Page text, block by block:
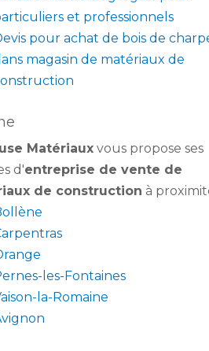
et professionnels
pour achat de bois de
magasin de matériaux de
Matériaux vous propose ses
d'entreprise de vente de
de construction à
les-Fontaines
la-Romaine